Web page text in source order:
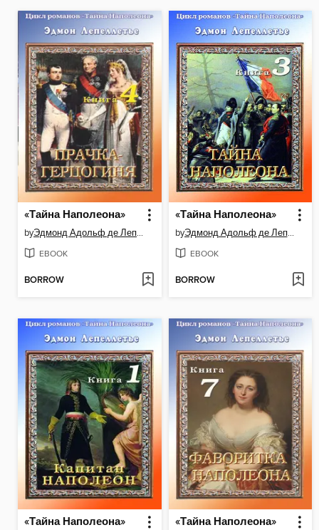
«Тайна Наполеона»
by Эдмонд Адольф де Лепеллетье де Буэлье
EBOOK
BORROW
«Тайна Наполеона»
by Эдмонд Адольф де Лепеллетье де Буэлье
EBOOK
BORROW
«Тайна Наполеона» «Тайна Наполеона»